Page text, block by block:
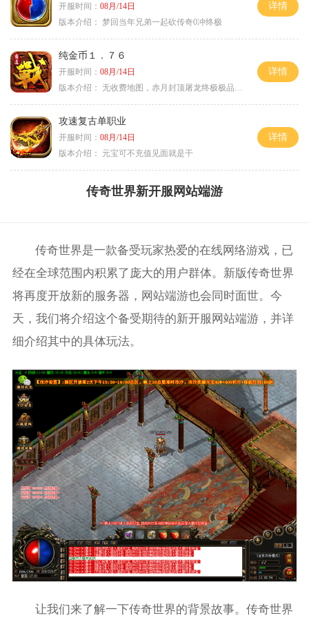
开服时间： 08月/14日
版本介绍： 梦回当年兄弟一起砍传奇0冲终极
详情
纯金币１．７６
开服时间： 08月/14日
版本介绍： 无收费地图，赤月封顶屠龙终极极品＋６
详情
攻速复古单职业
开服时间： 08月/14日
版本介绍：
元宝可不充值见面就是干
详情
传奇世界新开服网站端游
传奇世界是一款备受玩家热爱的在线网络游戏，已
经在全球范围内积累了庞大的用户群体。新版传奇世界
将再度开放新的服务器，网站端游也会同时面世。今
天，我们将介绍这个备受期待的新开服网站端游，并详
细介绍其中的具体玩法。
让我们来了解一下传奇世界的背景故事。传奇世界